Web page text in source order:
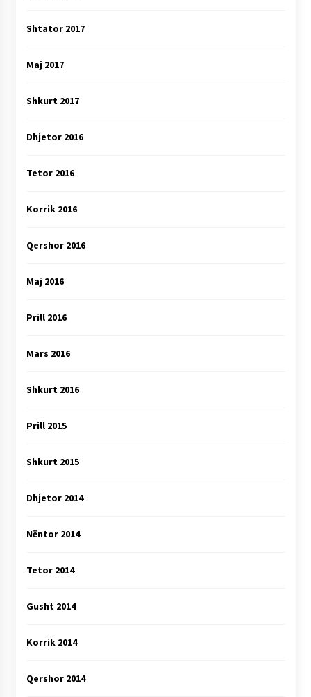
Shtator 2017
Maj 2017
Shkurt 2017
Dhjetor 2016
Tetor 2016
Korrik 2016
Qershor 2016
Maj 2016
Prill 2016
Mars 2016
Shkurt 2016
Prill 2015
Shkurt 2015
Dhjetor 2014
Nëntor 2014
Tetor 2014
Gusht 2014
Korrik 2014
Qershor 2014